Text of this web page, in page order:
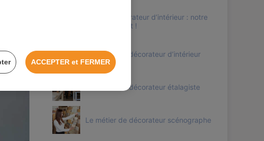
Devenir décorateur d’intérieur : notre
guide complet !
Le métier de décorateur d’intérieur
Le métier de décorateur étalagiste
Le métier de décorateur scénographe
ACCEPTER et FERMER